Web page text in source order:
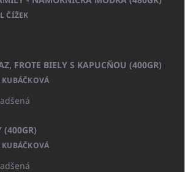
ČÍŽEK
FROTE BIELY S KAPUCŇOU (400GR)
KUBÁČKOVÁ
(400GR)
KUBÁČKOVÁ